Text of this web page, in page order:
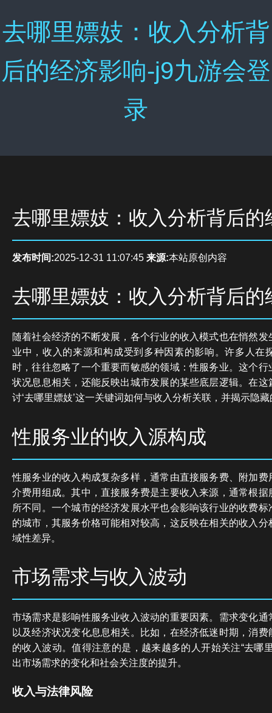
去哪里嫖妓：收入分析背
后的经济影响-j9九游会登
录
去哪里嫖妓：收入分析背后的
发布时间:2025-12-31 11:07:45 来源:本站原创内容
去哪里嫖妓：收入分析背后的
随着社会经济的不断发展，各个行业的收入模式也在悄然
业中，收入的来源和构成受到多种因素的影响。许多人在
时，往往忽略了一个重要而敏感的领域：性服务业。这个
状况息息相关，还能反映出城市发展的某些底层逻辑。在
讨‘去哪里嫖妓’这一关键词如何与收入分析关联，并揭示隐
性服务业的收入源构成
性服务业的收入构成复杂多样，通常由直接服务费、附加
介费用组成。其中，直接服务费是主要收入来源，通常根
所不同。一个城市的经济发展水平也会影响该行业的收费
的城市，其服务价格可能相对较高，这反映在相关的收入
域性差异。
市场需求与收入波动
市场需求是影响性服务业收入波动的重要因素。需求变化
以及经济状况变化息息相关。比如，在经济低迷时期，消
的收入波动。值得注意的是，越来越多的人开始关注“去哪
出市场需求的变化和社会关注度的提升。
收入与法律风险